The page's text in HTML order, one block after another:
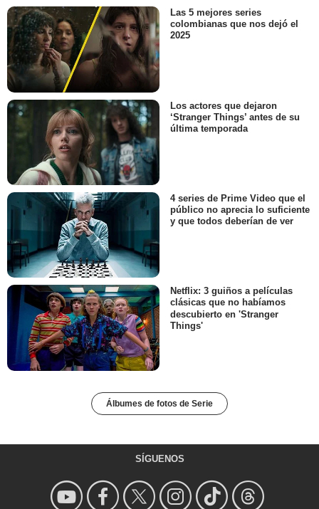
Las 5 mejores series
colombianas que nos dejó el
2025
Los actores que dejaron
‘Stranger Things’ antes de su
última temporada
4 series de Prime Video que el
público no aprecia lo suficiente
y que todos deberían de ver
Netflix: 3 guiños a películas
clásicas que no habíamos
descubierto en 'Stranger
Things'
Álbumes de fotos de Serie
SÍGUENOS